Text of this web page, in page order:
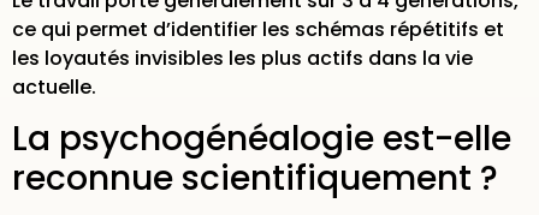
ce qui permet d’identifier les schémas répétitifs et
les loyautés invisibles les plus actifs dans la vie
actuelle.
La psychogénéalogie est-elle
reconnue scientifiquement ?